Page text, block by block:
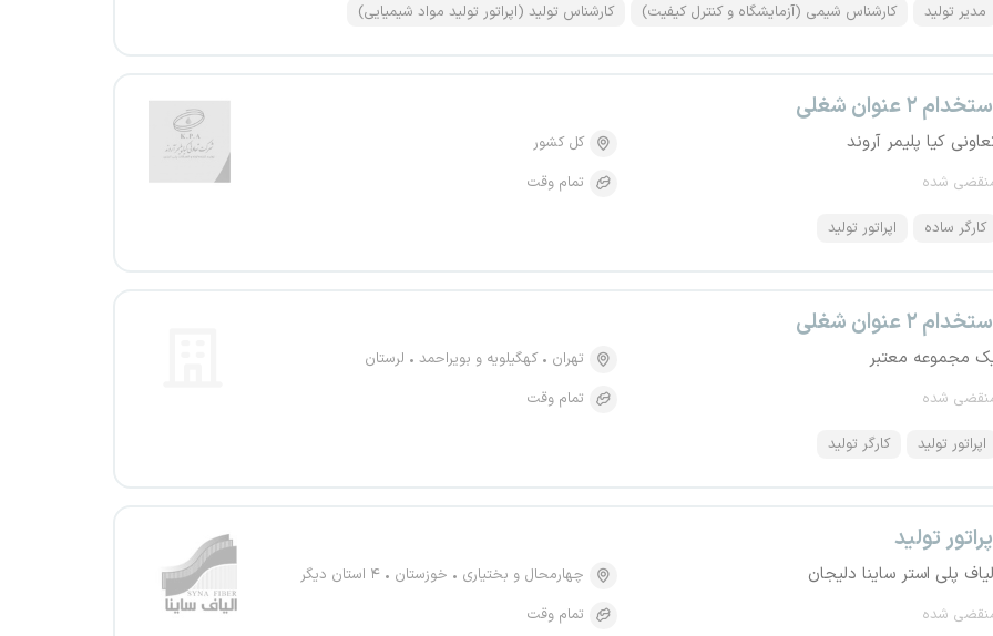
مدیر تولید کارشناس شیمی (آزمایشگاه و کنترل کیفیت) کارشناس تولید (اپراتور تولید مواد شیمیایی)
۲ عنوان شغلی
کیا پلیمر آروند
شده
کل کشور
تمام وقت
کارگر ساده اپراتور تولید
۲ عنوان شغلی
مجموعه معتبر
شده
تهران کهگیلویه و بویراحمد
لرستان
تمام وقت
اپراتور تولید کارگر تولید
تولید
پلی استر ساینا دلیجان
شده
چهارمحال و بختیاری خوزستان
۴ استان دیگر
تمام وقت